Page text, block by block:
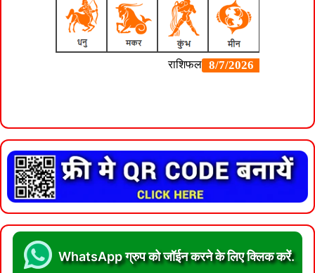
WhatsApp ग्रुप को जॉईन करने के लिए क्लिक करें.